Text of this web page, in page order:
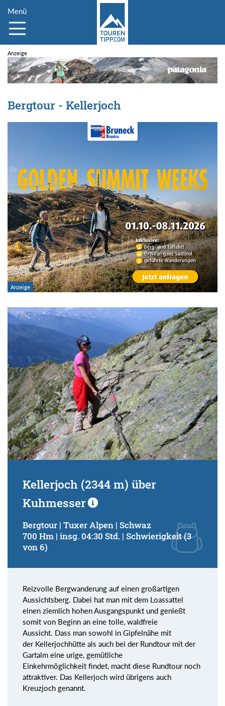
Menü
Bergtour - Kellerjoch
Kellerjoch (2344 m) über
Kuhmesser
Bergtour | Tuxer Alpen | Schwaz
700 Hm | insg. 04:30 Std. | Schwierigkeit (3
von 6)
Reizvolle Bergwanderung auf einen großartigen
Aussichtsberg. Dabei hat man mit dem Loassattel
einen ziemlich hohen Ausgangspunkt und genießt
somit von Beginn an eine tolle, waldfreie
Aussicht. Dass man sowohl in Gipfelnähe mit
der Kellerjochhütte als auch bei der Rundtour mit der
Gartalm eine urige, gemütliche
Einkehrmöglichkeit findet, macht diese Rundtour noch
attraktiver. Das Kellerjoch wird übrigens auch
Kreuzjoch genannt.